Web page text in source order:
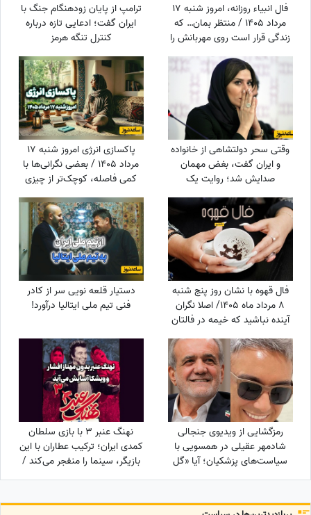
فال انبیاء روزانه، امروز شنبه 17
مرداد 1405 / منتظر بمان… که
زندگی قرار است روی مهربانش را
به تو نشان دهد. خبرهای خوش،
در راه‌اند
ترامپ از پایان زودهنگام جنگ با
ایران گفت؛ ادعایی تازه درباره
کنترل تنگه هرمز
وقتی سحر دولتشاهی از خانواده
و ایران گفت، بغض مهمان
صدایش شد؛ روایت یک
دلبستگی عمیق به وسعت یک
خانه به نام ایران❤«همه
خانواده‌ام خارج هستند ولی...»
پاکسازی انرژی امروز شنبه 17
مرداد 1405 / بعضی نگرانی‌ها با
کمی فاصله، کوچک‌تر از چیزی
می‌شوند که تصور می‌کردی
فال قهوه با نشان روز پنج شنبه
8 مرداد ماه 1405/ اصلا نگران
آینده نباشید که خیمه در فالتان
تامین مالی است و افزایش مال و
نعمت
دستیار قلعه نویی سر از کادر
فنی تیم ملی ایتالیا درآورد!
رمزگشایی از ویدیوی جنجالی
شادمهر عقیلی در همسویی با
سیاست‌های پزشکیان؛ آیا «گل
یاس» بلیت برگشت به خانه
نهنگ عنبر 3 با بازی سلطان
کمدی ایران؛ ترکیب عطاران با این
بازیگر، سینما را منفجر می‌کند /
جایگزین مهناز افشار کیست؟